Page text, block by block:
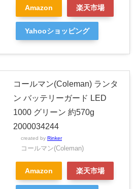
Amazon 楽天市場
Yahooショッピング
コールマン(Coleman) ランタ
ン バッテリーガード LED
1000 グリーン 約570g
2000034244
created by Rinker
コールマン(Coleman)
Amazon 楽天市場